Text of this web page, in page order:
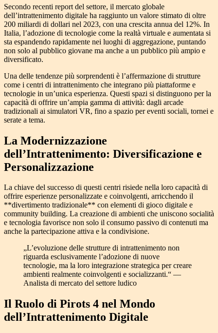
Secondo recenti report del settore, il mercato globale
dell’intrattenimento digitale ha raggiunto un valore stimato di oltre
200 miliardi di dollari nel 2023, con una crescita annua del 12%. In
Italia, l’adozione di tecnologie come la realtà virtuale e aumentata si
sta espandendo rapidamente nei luoghi di aggregazione, puntando
non solo al pubblico giovane ma anche a un pubblico più ampio e
diversificato.
Una delle tendenze più sorprendenti è l’affermazione di strutture
come i centri di intrattenimento che integrano più piattaforme e
tecnologie in un’unica esperienza. Questi spazi si distinguono per la
capacità di offrire un’ampia gamma di attività: dagli arcade
tradizionali ai simulatori VR, fino a spazio per eventi sociali, tornei e
serate a tema.
La Modernizzazione
dell’Intrattenimento: Diversificazione e
Personalizzazione
La chiave del successo di questi centri risiede nella loro capacità di
offrire esperienze personalizzate e coinvolgenti, arricchendo il
**divertimento tradizionale** con elementi di gioco digitale e
community building. La creazione di ambienti che uniscono socialità
e tecnologia favorisce non solo il consumo passivo di contenuti ma
anche la partecipazione attiva e la condivisione.
„L’evoluzione delle strutture di intrattenimento non
riguarda esclusivamente l’adozione di nuove
tecnologie, ma la loro integrazione strategica per creare
ambienti realmente coinvolgenti e socializzanti.“ —
Analista di mercato del settore ludico
Il Ruolo di Pirots 4 nel Mondo
dell’Intrattenimento Digitale